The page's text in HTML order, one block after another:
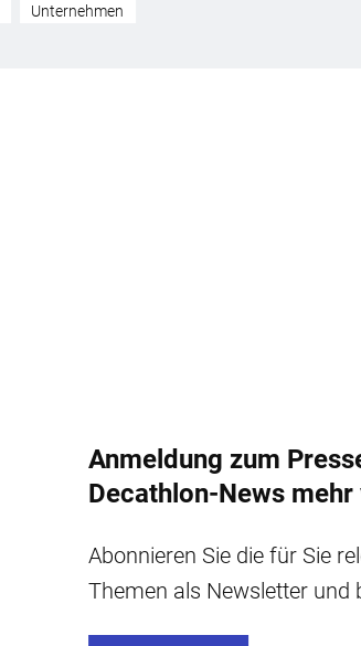
Unternehmen
Anmeldung zum
Decathlon-News mehr
Abonnieren Sie die für Sie
Themen als Newsletter und